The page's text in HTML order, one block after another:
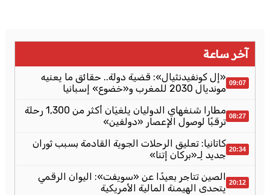
آخر ساعة
09:07 «إل كونفيدنثيال»: قضية دولة.. حقائق ما يعنيه
مونديال 2030 للمغرب و«خضوع» إسبانيا
08:27
مطارا شنغهاي الدوليان يلغيَان أكثر من 1,300 رحلة
ترقبًا لوصول الإعصار «دولفين»
20:34 كاتانيا: تعليق الرحلات الجوية القادمة بسبب ثوران
جديد لِـ«بركان إتنا»
20:12 الصين تتاجر بعيدًا عن «سويفت»: اليوان الرقمي
يتحدى الهيمنة المالية الأمريكية